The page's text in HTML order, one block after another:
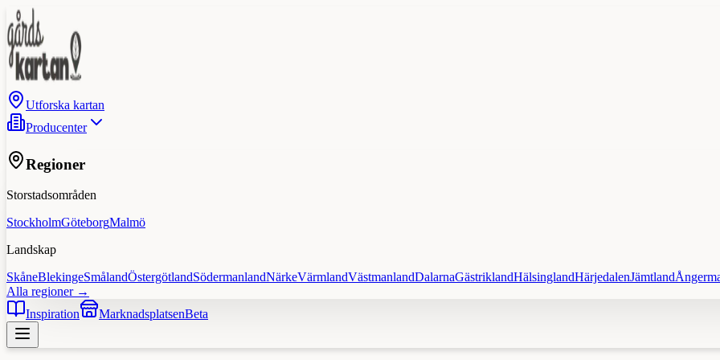
Utforska kartan
Producenter
Regioner
Storstadsområden
StockholmGöteborgMalmö
Landskap
SkåneBlekingeSmålandÖstergötlandSödermanlandNärkeVärmlandVästmanlandDalarnaGästriklandHälsinglandHärjedalenJämtland
Alla regioner →
Inspiration
MarknadsplatsenBeta